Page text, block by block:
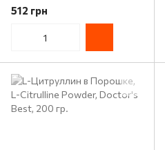
вегетарианских капсул
512 грн